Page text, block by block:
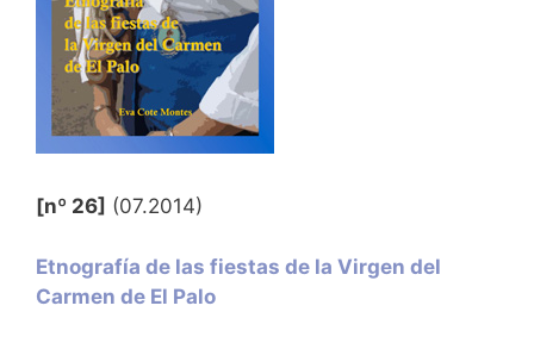
[nº 26] (07.2014)
Etnografía de las fiestas de la Virgen del
Carmen de El Palo